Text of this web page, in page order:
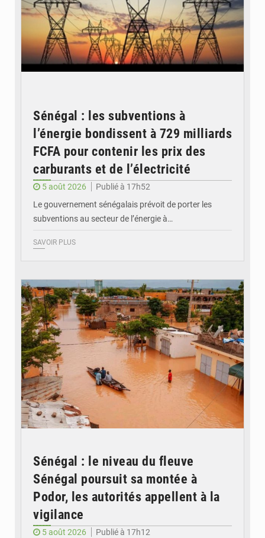
Sénégal : les subventions à
l’énergie bondissent à 729 milliards
FCFA pour contenir les prix des
carburants et de l’électricité
5 août 2026
Publié à 17h52
Le gouvernement sénégalais prévoit de porter les
subventions au secteur de l’énergie à…
SAVOIR PLUS
Sénégal : le niveau du fleuve
Sénégal poursuit sa montée à
Podor, les autorités appellent à la
vigilance
5 août 2026
Publié à 17h12